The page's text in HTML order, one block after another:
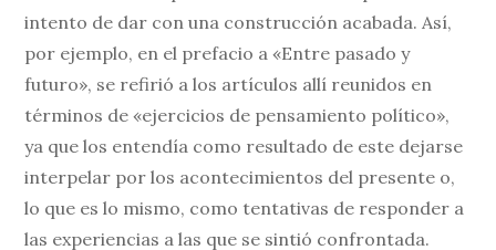
intento de dar con una construcción acabada. Así,
por ejemplo, en el prefacio a «Entre pasado y
futuro», se refirió a los artículos allí reunidos en
términos de «ejercicios de pensamiento político»,
ya que los entendía como resultado de este dejarse
interpelar por los acontecimientos del presente o,
lo que es lo mismo, como tentativas de responder a
las experiencias a las que se sintió confrontada.